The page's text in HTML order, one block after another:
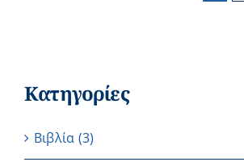
Κατηγορίες
Βιβλία (3)